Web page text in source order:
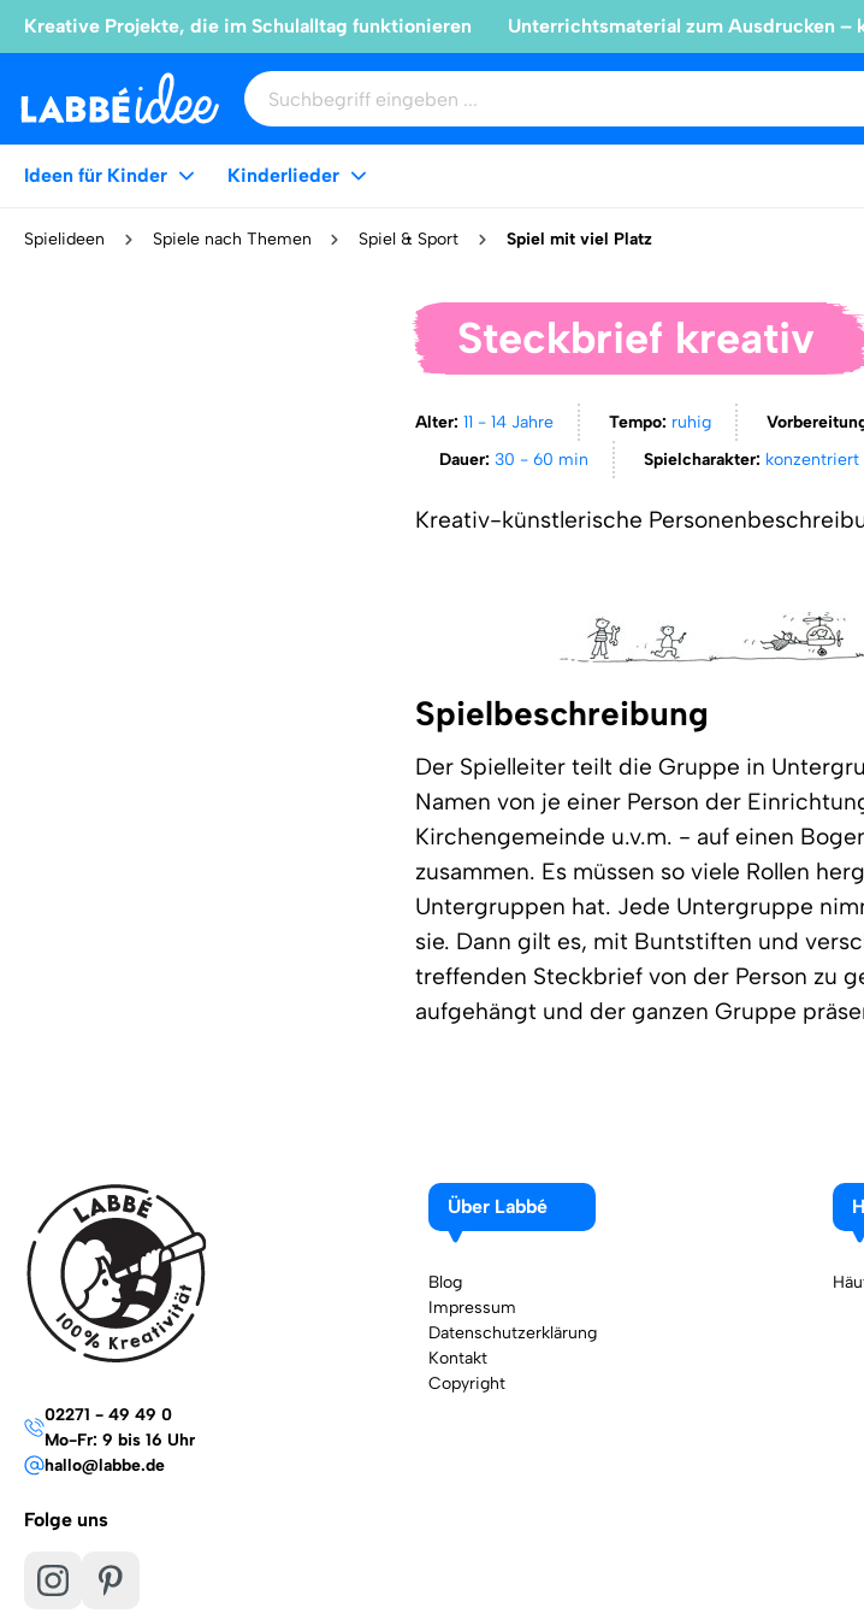
Kreative Projekte, die im Schulalltag funktionieren Unterrichtsmaterial zum Ausdrucken –
Ideen für Kinder Kinderlieder
Spielideen Spiele nach Themen Spiel & Sport Spiel mit viel Platz
Steckbrief kreativ
Alter:11 - 14 Jahre Tempo: ruhig
Dauer:30 - 60 min Spielcharakter: konzentriert
Kreativ-künstlerische
Spielbeschreibung
Der Spielleiter teilt die Gruppe in
Namen von je einer Person der
Kirchengemeinde u.v.m. - auf einen
zusammen. Es müssen so viele Rollen
Untergruppen hat. Jede Untergruppe
sie. Dann gilt es, mit Buntstiften und
treffenden Steckbrief von der Person zu
aufgehängt und der ganzen Gruppe
02271 - 49 49 0
Mo-Fr: 9 bis 16 Uhr
hallo@labbe.de
Folge uns
Über Labbé
Blog
Impressum
Datenschutzerklärung
Kontakt
Copyright